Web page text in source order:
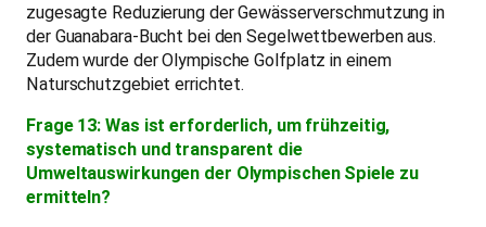
zugesagte Reduzierung der Gewässerverschmutzung in
der Guanabara-Bucht bei den Segelwettbewerben aus.
Zudem wurde der Olympische Golfplatz in einem
Naturschutzgebiet errichtet.
Frage 13: Was ist erforderlich, um frühzeitig,
systematisch und transparent die
Umweltauswirkungen der Olympischen Spiele zu
ermitteln?